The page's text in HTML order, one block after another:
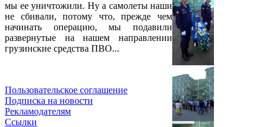
мы ее уничтожили. Ну а самолеты наши
не сбивали, потому что, прежде чем
начинать операцию, мы подавили
развернутые на нашем направлении
грузинские средства ПВО...
Пользовательское соглашение
Подписка на новости
Рекламодателям
Ссылки